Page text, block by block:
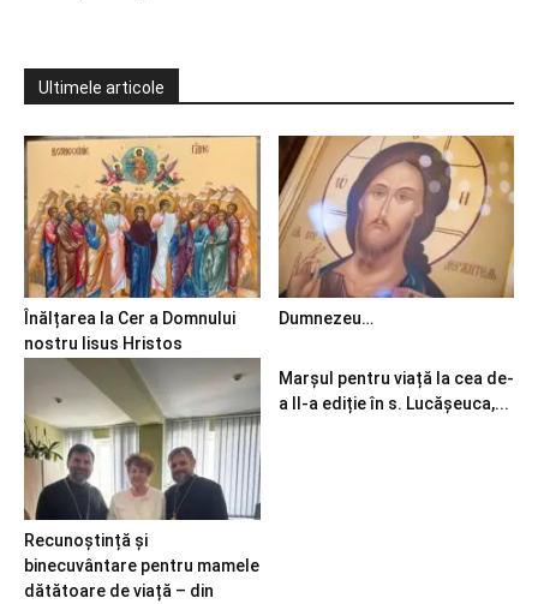
Ultimele articole
Înălțarea la Cer a Domnului
nostru Iisus Hristos
Dumnezeu…
Recunoștință și
binecuvântare pentru mamele
dătătoare de viață – din
Marșul pentru viață la cea de-
a II-a ediție în s. Lucășeuca,...